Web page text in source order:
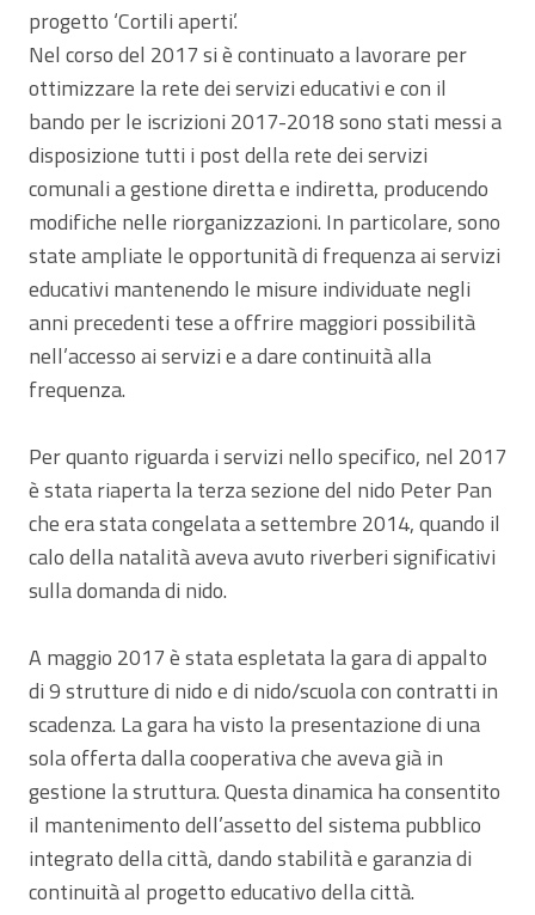
progetto ‘Cortili aperti’.
Nel corso del 2017 si è continuato a lavorare per
ottimizzare la rete dei servizi educativi e con il
bando per le iscrizioni 2017-2018 sono stati messi a
disposizione tutti i post della rete dei servizi
comunali a gestione diretta e indiretta, producendo
modifiche nelle riorganizzazioni. In particolare, sono
state ampliate le opportunità di frequenza ai servizi
educativi mantenendo le misure individuate negli
anni precedenti tese a offrire maggiori possibilità
nell’accesso ai servizi e a dare continuità alla
frequenza.
Per quanto riguarda i servizi nello specifico, nel 2017
è stata riaperta la terza sezione del nido Peter Pan
che era stata congelata a settembre 2014, quando il
calo della natalità aveva avuto riverberi significativi
sulla domanda di nido.
A maggio 2017 è stata espletata la gara di appalto
di 9 strutture di nido e di nido/scuola con contratti in
scadenza. La gara ha visto la presentazione di una
sola offerta dalla cooperativa che aveva già in
gestione la struttura. Questa dinamica ha consentito
il mantenimento dell’assetto del sistema pubblico
integrato della città, dando stabilità e garanzia di
continuità al progetto educativo della città.